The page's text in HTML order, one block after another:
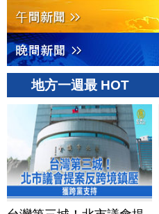
地方一週最 HOT